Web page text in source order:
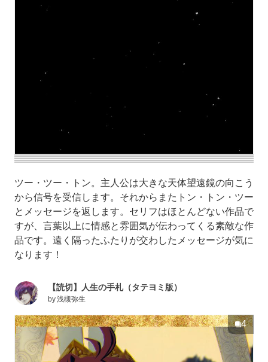
ツー・ツー・トン。主人公は大きな天体望遠鏡の向こう
から信号を受信します。それからまたトン・トン・ツー
とメッセージを返します。セリフはほとんどない作品で
すが、言葉以上に情感と雰囲気が伝わってくる素敵な作
品です。遠く隔ったふたりが交わしたメッセージが気に
なります！
【読切】人生の手札（タテヨミ版）
by浅槻弥生
4